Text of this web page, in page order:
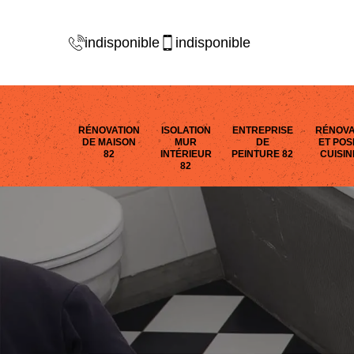
indisponible indisponible
RÉNOVATION
DE MAISON
82
ISOLATION
MUR
INTÉRIEUR
82
ENTREPRISE
DE
PEINTURE 82
ET